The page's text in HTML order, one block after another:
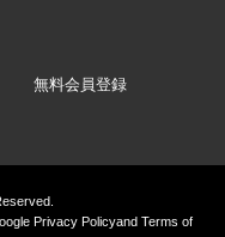
無料会員登録
Privacy Policyand Terms of